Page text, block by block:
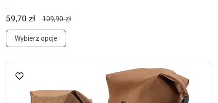
...
59,70 zł 109,90 zł
Wybierz opcje